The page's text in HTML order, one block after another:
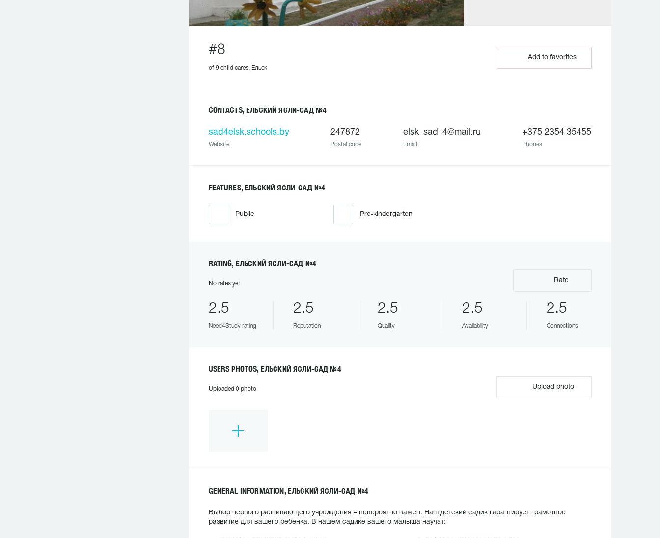
#8
of 9 child cares, Ельск
Add to favorites
CONTACTS, ЕЛЬСКИЙ ЯСЛИ-САД №4
sad4elsk.schools.by
Website
247872
Postal code
elsk_sad_4@mail.ru
Email
+375 2354 35455
Phones
FEATURES, ЕЛЬСКИЙ ЯСЛИ-САД №4
Public Pre-kindergarten
RATING, ЕЛЬСКИЙ ЯСЛИ-САД №4
No rates yet Rate
2.5
Need4Study rating
2.5
Reputation
2.5
Quality
2.5
Availability
2.5
Connections
USERS PHOTOS, ЕЛЬСКИЙ ЯСЛИ-САД №4
Uploaded 0 photo Upload photo
GENERAL INFORMATION, ЕЛЬСКИЙ ЯСЛИ-САД №4
Выбор первого развивающего учреждения – невероятно важен. Наш детский садик гарантирует грамотное
развитие для вашего ребенка. В нашем садике вашего малыша научат: